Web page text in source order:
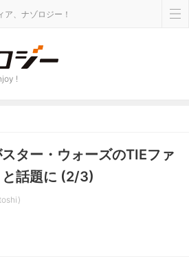
、ナゾロジー！
!
ター・ウォーズのTIEファ
話題に (2/3)